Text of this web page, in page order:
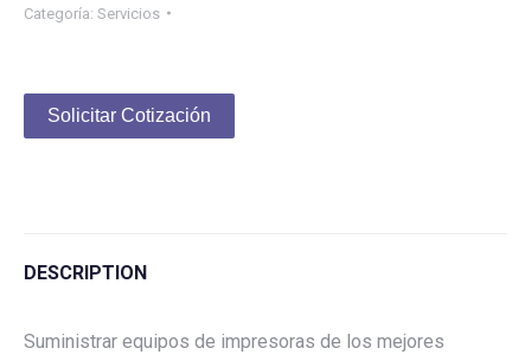
Categoría: Servicios
Solicitar Cotización
DESCRIPTION
Suministrar equipos de impresoras de los mejores